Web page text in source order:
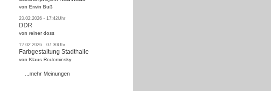
von Erwin Buß
23.02.2026 - 17:42Uhr
DDR
von reiner doss
12.02.2026 - 07:30Uhr
Farbgestaltung Stadthalle
von Klaus Rodominsky
...mehr Meinungen